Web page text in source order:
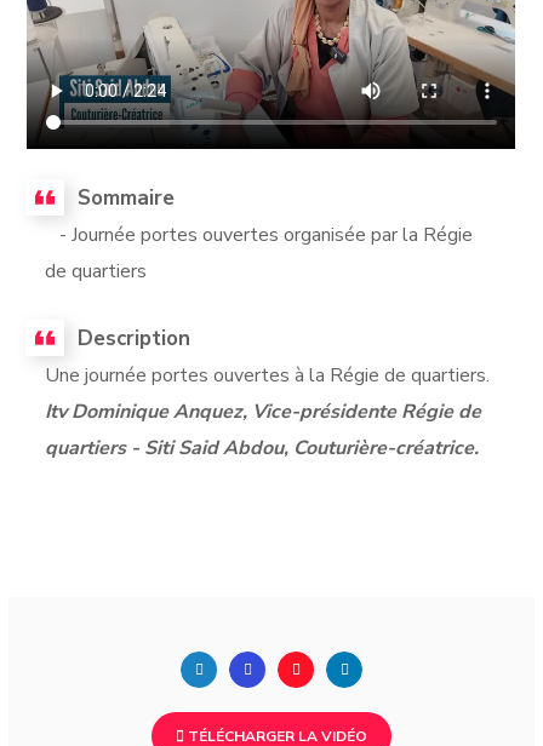
Sommaire
- Journée portes ouvertes organisée par la Régie
de quartiers
Description
Une journée portes ouvertes à la Régie de quartiers.
Itv Dominique Anquez, Vice-présidente Régie de
quartiers - Siti Said Abdou, Couturière-créatrice.
TÉLÉCHARGER LA VIDÉO